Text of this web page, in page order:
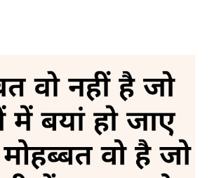
दिया उसकी गजब की बेवफाई है। 5. अधूरी दास्तां
थी और लिखने का इरादा भी था मगर अपनी किस्मत ने
की कहानी मुकम्मल नहीं हुई। 6. दर्द ए जिंदगी अब
है तन्हाई से अपनी अच्छी जान पहचान हो चुकी है अब